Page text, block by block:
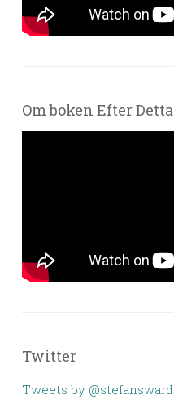
Om boken Efter Detta
Twitter
Tweets by @stefansward